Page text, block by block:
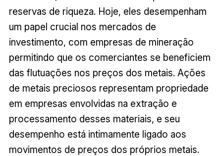
reservas de riqueza. Hoje, eles desempenham
um papel crucial nos mercados de
investimento, com empresas de mineração
permitindo que os comerciantes se beneficiem
das flutuações nos preços dos metais. Ações
de metais preciosos representam propriedade
em empresas envolvidas na extração e
processamento desses materiais, e seu
desempenho está intimamente ligado aos
movimentos de preços dos próprios metais.